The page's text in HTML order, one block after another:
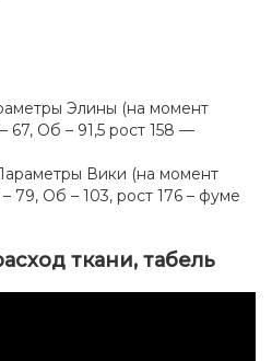
Элины (на момент
67, Об – 91,5 рост 158 —
Вики (на момент
79, Об – 103, рост 176 – фуме
ткани, табель